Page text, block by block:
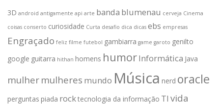
3D android antigamente api arte banda blumenau cerveja Cinema
coisas conserto curiosidade Curta desafio dica dicas ebs empresas
Engraçado feliz filme futebol gambiarra game garoto genilto
google guitarra hithan homens humorInformática Java
mulher mulheres mundo Música nerd oracle
perguntas piada rocktecnologia da informação TI vida